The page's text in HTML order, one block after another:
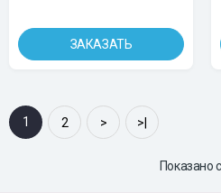
ЗАКАЗАТЬ
1 2 > >|
Показано